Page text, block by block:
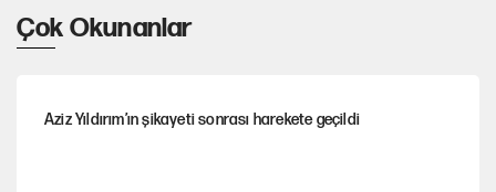
Çok Okunanlar
Aziz Yıldırım’ın şikayeti sonrası harekete geçildi